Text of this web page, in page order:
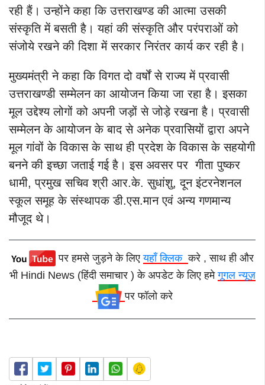
रही हैं। उन्होंने कहा कि उत्तराखण्ड की आत्मा उसकी
संस्कृति में बसती है। यहां की संस्कृति और परंपराओं को
संजोये रखने की दिशा में सरकार निरंतर कार्य कर रही है।
मुख्यमंत्री ने कहा कि विगत दो वर्षों से राज्य में प्रवासी
उत्तराखण्डी सम्मेलन का आयोजन किया जा रहा है। इसका
मूल उद्देश्य लोगों को अपनी जड़ों से जोड़े रखना है। प्रवासी
सम्मेलन के आयोजन के बाद से अनेक प्रवासियों द्वारा अपने
मूल गांवों के विकास के साथ ही प्रदेश के विकास के सहयोगी
बनने की इच्छा जताई गई है।इस अवसर पर गीता पुष्कर
धामी, प्रमुख सचिव श्री आर.के. सुधांशु, दून इंटरनेशनल
स्कूल समूह के संस्थापक डी.एस.मान एवं अन्य गणमान्य
मौजूद थे।
पर हमसे जुड़ने के लिएयहाँ क्लिककरे , साथ ही और
भी Hindi News (हिंदी समाचार ) के अपडेट के लिए हमेगूगल न्यूज़
पर फॉलो करे